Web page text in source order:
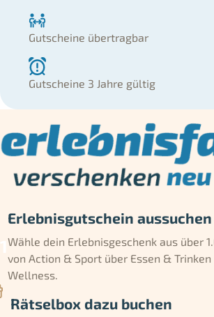
Gutscheine übertragbar
Gutscheine 3 Jahre gültig
Erlebnisgutschein aussuchen
Wähle dein Erlebnisgeschenk aus über
von Action & Sport über Essen & Trinken
Wellness.
Rätselbox dazu buchen